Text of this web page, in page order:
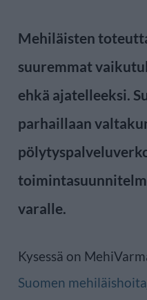
Mehiläisten
suuremmat
ehkä ajatelleeksi.
parhaillaan
varalle.
Kysessä on
Suomen